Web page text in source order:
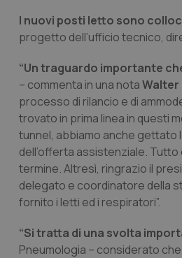
I nuovi posti letto sono
progetto dell’ufficio tecnico,
“Un traguardo importante
– commenta in una notaWalter
processo di rilancio e di
trovato in prima linea in questi
tunnel, abbiamo anche gettato
dell’offerta assistenziale. Tutto
termine. Altresì, ringrazio il
delegato e coordinatore della
fornito i letti ed i respiratori”.
“Si tratta di una svolta
Pneumologia – considerato